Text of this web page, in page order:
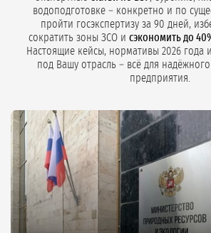
водоподготовке – конкретно и по
пройти госэкспертизу за 90 дней,
сократить зоны ЗСО и сэкономить до
Настоящие кейсы, нормативы 2026 года
под Вашу отрасль – всё для
предприятия.